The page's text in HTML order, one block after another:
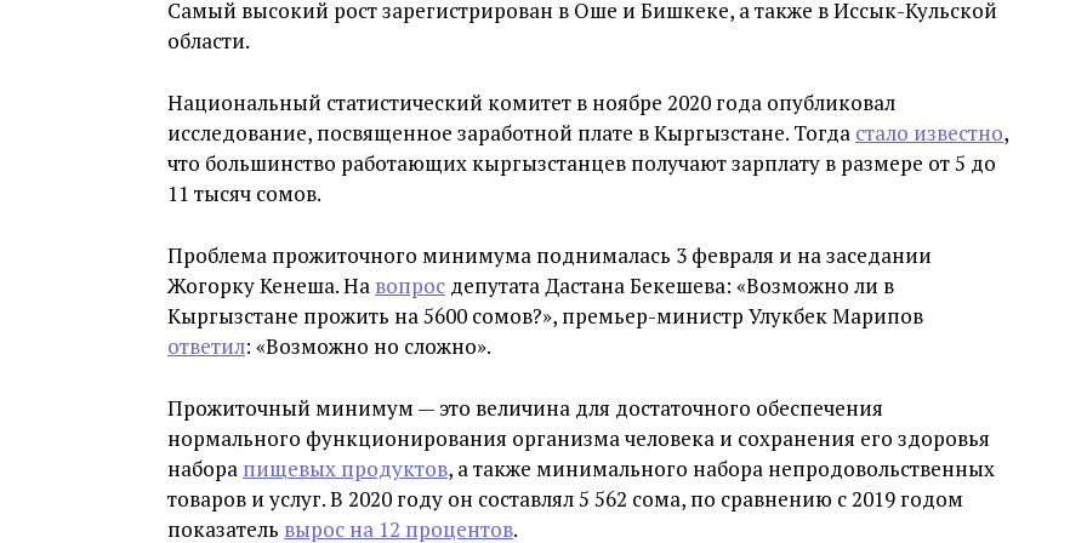
Самый высокий рост зарегистрирован в Оше и Бишкеке, а также в Иссык-Кульской
области.
Национальный статистический комитет в ноябре 2020 года опубликовал
исследование, посвященное заработной плате в Кыргызстане. Тогда стало известно,
что большинство работающих кыргызстанцев получают зарплату в размере от 5 до
11 тысяч сомов.
Проблема прожиточного минимума поднималась 3 февраля и на заседании
Жогорку Кенеша. На вопрос депутата Дастана Бекешева: «Возможно ли в
Кыргызстане прожить на 5600 сомов?», премьер-министр Улукбек Марипов
ответил: «Возможно но сложно».
Прожиточный минимум — это величина для достаточного обеспечения
нормального функционирования организма человека и сохранения его здоровья
набора пищевых продуктов, а также минимального набора непродовольственных
товаров и услуг. В 2020 году он составлял 5 562 сома, по сравнению с 2019 годом
показатель вырос на 12 процентов.